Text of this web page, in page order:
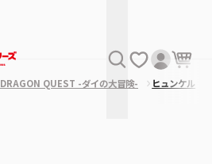
DRAGON QUEST -ダイの大冒険- ヒュンケル